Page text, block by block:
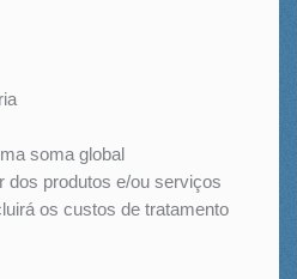
soma global
dos produtos e/ou serviços
os custos de tratamento